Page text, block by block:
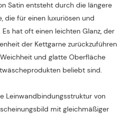
Satin entsteht durch die längere
die für einen luxuriösen und
hat oft einen leichten Glanz, der
der Kettgarne zurückzuführen
und glatte Oberfläche
beliebt sind.
Leinwandbindungsstruktur von
mit gleichmäßiger